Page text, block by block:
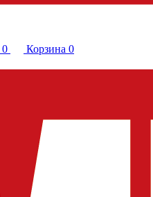
0 Корзина 0